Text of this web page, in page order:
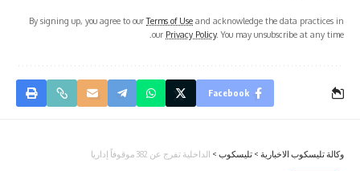
By signing up, you agree to ourTerms of Use and acknowledge the data practices in
our Privacy Policy. You may unsubscribe at any time.
Facebook
وكالة تليسكوب الاخبارية > تليسكوب > الداخلية تفرج عن 382 موقوفاً إداريا